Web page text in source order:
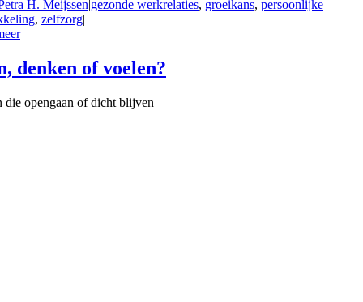
H. Meijssen|gezonde werkrelaties, groeikans, persoonlijke
, zelfzorg|
denken of voelen?
die opengaan of dicht blijven